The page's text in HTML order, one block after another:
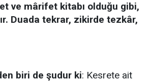
ve mârifet kitabı olduğu gibi,
Duada tekrar, zikirde tezkâr,
biri de şudur ki: Kesrete ait